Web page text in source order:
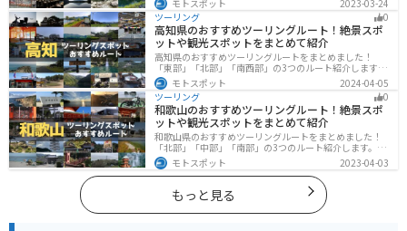
を楽しめるスポットが多数あります。バイクで山梨県に
ツーリングに行く際は参考にしてください。
モトスポット
2023-03-24
ツーリング
0
高知県のおすすめツーリングルート！絶景スポ
ットや観光スポットをまとめて紹介
高知県のおすすめツーリングルートをまとめました！
「東部」「北部」「南西部」の3つのルート紹介します。
山と海どちらも楽しめるスポットが多数あり、様々な楽
しみ方ができます。バイクで高知県にツーリングに行く
際は参考にしてください。
モトスポット
2024-04-05
ツーリング
0
和歌山のおすすめツーリングルート！絶景スポ
ットや観光スポットをまとめて紹介
和歌山県のおすすめツーリングルートをまとめました！
「北部」「中部」「南部」の3つのルート紹介します。海
と山に囲まれた自然豊かなエリアが広がり、様々な楽し
み方ができます。バイクで和歌山県にツーリングに行く
際は参考にしてください。
モトスポット 2023-04-03
もっと見る